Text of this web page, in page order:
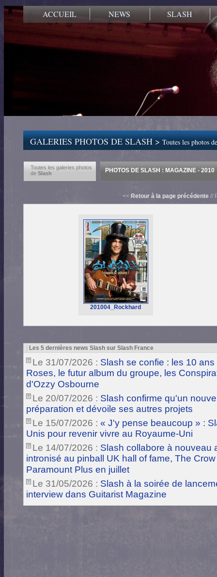
ACCUEIL NEWS SLASH
GALERIES PHOTOS DE SLASH >Toutes les photos
Toutes les galeries photos
de Slash PHOTOS DE SLASH : MAGAZINE - 2010
<< Retour à la page précédente //
201004_Rockhard
Les 5 dernières news Slash sur Slash France
Le 31/07/2026 : Slash se confie : les 10
Roses, le futur album du groupe, les
d'Ozzy Osbourne
Le 20/07/2026 : Slash confirme qu'un
préparation et dévoile ses autres projets
Le 15/07/2026 : « J'y pense beaucoup » :
Unis pour revenir vivre au Royaume-Uni
Le 14/07/2026 : Slash collabore à nouveau
intronisé au pinball UK hall of fame, The
Paramount Plus en juillet
Le 31/05/2026 : Slash à la soirée de
interview dans Guitarist Magazine